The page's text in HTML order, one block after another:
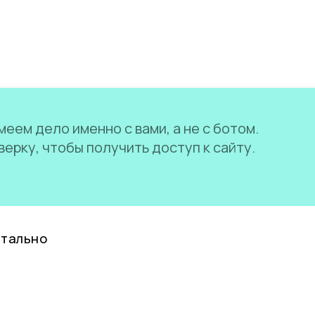
дело именно с вами, а не с ботом.
чтобы получить доступ к сайту.